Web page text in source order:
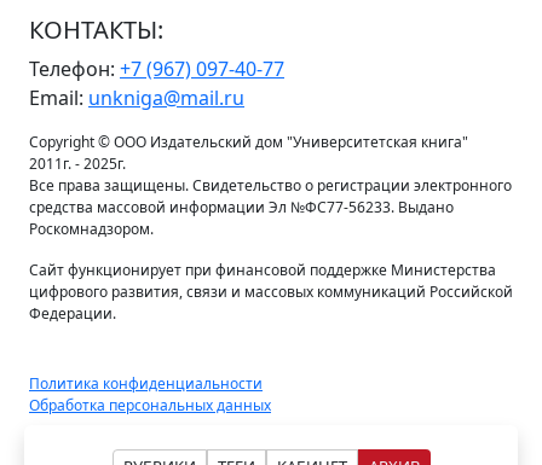
КОНТАКТЫ:
Телефон: +7 (967) 097-40-77
Email: unkniga@mail.ru
Copyright © ООО Издательский дом "Университетская книга"
2011г. - 2025г.
Все права защищены. Свидетельство о регистрации электронного
средства массовой информации Эл №ФС77-56233. Выдано
Роскомнадзором.
Сайт функционирует при финансовой поддержке Министерства
цифрового развития, связи и массовых коммуникаций Российской
Федерации.
Политика конфиденциальности
Обработка персональных данных